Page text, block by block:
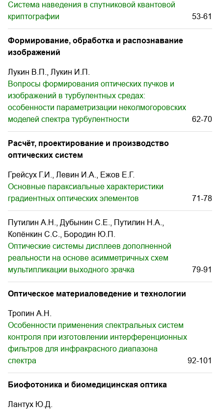
Система наведения в спутниковой квантовой
криптографии
53-61
Формирование, обработка и распознавание
изображений
Лукин В.П., Лукин И.П.
Вопросы формирования оптических пучков и
изображений в турбулентных средах:
особенности параметризации неколмогоровских
моделей спектра турбулентности
62-70
Расчёт, проектирование и производство
оптических систем
Грейсух Г.И., Левин И.А., Ежов Е.Г.
Основные параксиальные характеристики
градиентных оптических элементов
71-78
Путилин А.Н., Дубынин С.Е., Путилин Н.А.,
Копёнкин С.С., Бородин Ю.П.
Оптические системы дисплеев дополненной
реальности на основе асимметричных схем
мультипликации выходного зрачка
79-91
Оптическое материаловедение и технологии
Тропин А.Н.
Особенности применения спектральных систем
контроля при изготовлении интерференционных
фильтров для инфракрасного диапазона
спектра
92-101
Биофотоника и биомедицинская оптика
Лантух Ю.Д.